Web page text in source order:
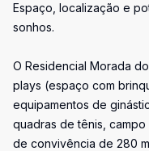
Espaço, localização e
sonhos.
O Residencial Morada
plays (espaço com
equipamentos de
quadras de tênis,
de convivência de 280